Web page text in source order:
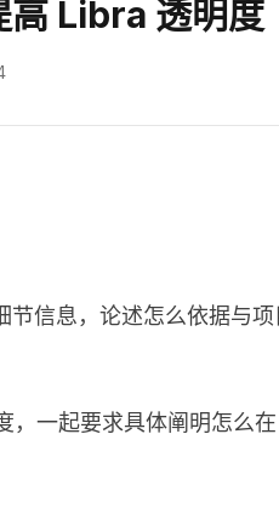
Libra 透明度
信息，论述怎么依据与
一起要求具体阐明怎么在